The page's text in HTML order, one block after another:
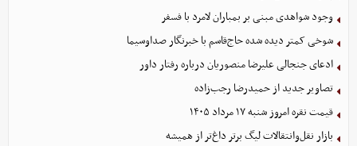
وجود شواهدی مبنی بر بمباران لامرد با فسفر
شوخی کمتر دیده شده حاج‌قاسم با خبرنگار صداوسیما
ادعای جنجالی علیرضا منصوریان درباره رفتار داور
تصاویر جدید از حمیدرضا رجب‌زاده
قیمت نقره امروز شنبه ۱۷ مرداد ۱۴۰۵
بازار نقل‌وانتقالات لیگ برتر داغ‌تر از همیشه